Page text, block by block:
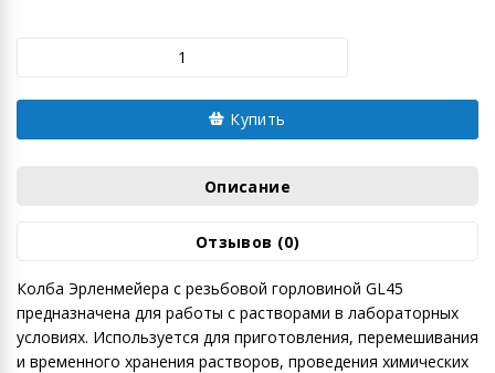
Купить
Описание
Отзывов (0)
Колба Эрленмейера с резьбовой горловиной GL45
предназначена для работы с растворами в лабораторных
условиях. Используется для приготовления, перемешивания
и временного хранения растворов, проведения химических